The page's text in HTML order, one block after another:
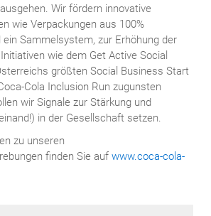
Wir fördern innovative
wie Verpackungen aus 100%
Sammelsystem, zur Erhöhung der
wie dem Get Active Social
größten Social Business Start
Cola Inclusion Run zugunsten
wir Signale zur Stärkung und
in der Gesellschaft setzen.
zu unseren
finden Sie auf www.coca-cola-